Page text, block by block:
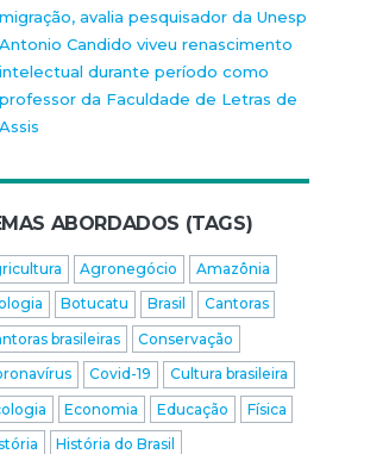
migração, avalia pesquisador da Unesp
Antonio Candido viveu renascimento
intelectual durante período como
professor da Faculdade de Letras de
Assis
ABORDADOS (TAGS)
Agronegócio
Amazônia
Botucatu Brasil
Cantoras
brasileiras
Conservação
Covid-19
Cultura brasileira
Economia Educação
Física
História do Brasil